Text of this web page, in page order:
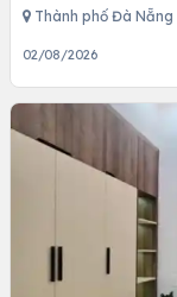
Thành phố Đà Nẵng
02/08/2026